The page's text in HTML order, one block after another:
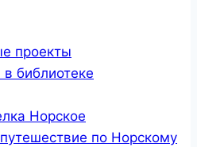
проекты
библиотеке
Норское
по Норскому